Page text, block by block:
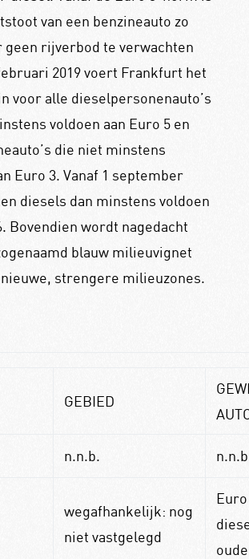
van een benzineauto zo
geen rijverbod te verwachten
2019 voert Frankfurt het
voor alle dieselpersonenauto’s
voldoen aan Euro 5 en
die niet minstens
Euro 3. Vanaf 1 september
diesels dan minstens voldoen
Bovendien wordt nagedacht
blauw milieuvignet
strengere milieuzones.
GEBIED
n.n.b.
wegafhankelijk: nog
niet vastgelegd